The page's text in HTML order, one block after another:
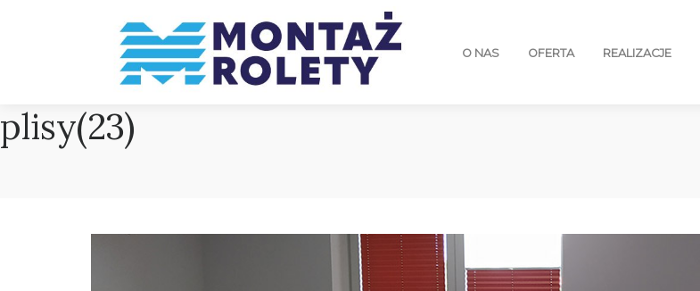
O NAS OFERTA REALIZACJE
plisy(23)